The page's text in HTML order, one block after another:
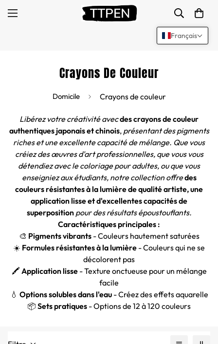
Crayons De Couleur
Domicile Crayons de couleur
Libérez votre créativité avecdes crayons de couleur
authentiques japonais et chinois, présentant des pigments
riches et une excellente capacité de mélange. Que vous
créiez des œuvres d'art professionnelles, que vous vous
détendiez avec le coloriage pour adultes, ou que vous
enseigniez aux étudiants, notre collection offredes
couleurs résistantes à la lumière de qualité artiste, une
application lisse et d'excellentes capacités de
superposition pour des résultats époustouflants.
Caractéristiques principales :
🎨 Pigments vibrants - Couleurs hautement saturées
☀️ Formules résistantes à la lumière - Couleurs qui ne se
décolorent pas
🖍️Application lisse - Texture onctueuse pour un mélange
facile
💧 Options solubles dans l'eau - Créez des effets aquarelle
📦 Sets pratiques - Options de 12 à 120 couleurs
Français